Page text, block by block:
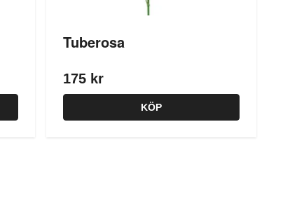
Tuberosa
175 kr
KÖP